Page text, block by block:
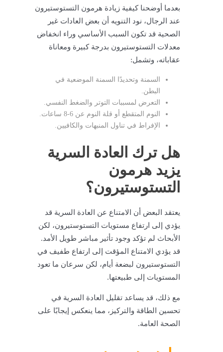
بعدما أوضحنا كيفية زيادة هرمون التستوستيرون
عند الرجال، نود التنويه أن بعض العادات غير
الصحية قد تكون السبب الأساسي وراء انخفاض
معدلات التستوستيرون بدرجة كبيرة ومعاناة
عقاباته، وتشمل:
السمنة وتحديدًا السمنة الموضعية في
البطن.
التعرض لمسببات التوتر والضغط النفسي.
النوم المتقطع أو قلة النوم عن 6-8 ساعات.
الإفراط في تناول المنبهات والكافيين.
هل ترك العادة السرية
يزيد هرمون
التستوستيرون؟
يعتقد البعض أن الامتناع عن العادة السرية قد
يؤدي إلى ارتفاع مستويات التستوستيرون، لكن
الأبحاث لم تؤكد وجود تأثير مباشر طويل الأمد.
قد يؤدي الامتناع المؤقت إلى ارتفاع طفيف في
التستوستيرون لبضعة أيام، لكن سرعان ما تعود
المستويات إلى طبيعتها.
مع ذلك، قد يساعد تقليل العادة السرية في
تحسين الطاقة والتركيز، مما ينعكس إيجابًا على
الصحة العامة.